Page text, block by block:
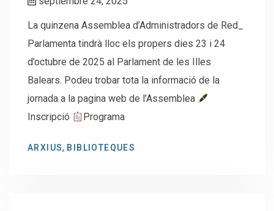
La quinzena Assemblea d’Administradors de Red_
Parlamenta tindrà lloc els propers dies 23 i 24
d’octubre de 2025 al Parlament de les Illes
Balears. Podeu trobar tota la informació de la
jornada a la pagina web de l’Assemblea
Inscripció
Programa
ARXIUS, BIBLIOTEQUES